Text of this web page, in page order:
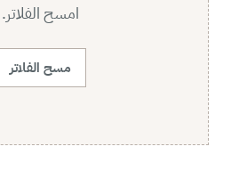
امسح الفلاتر.
مسح الفلاتر